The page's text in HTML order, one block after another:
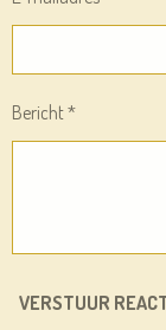
Bericht *
VERSTUUR